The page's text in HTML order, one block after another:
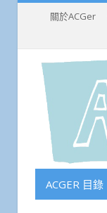
關於ACGer
ACGER 目錄